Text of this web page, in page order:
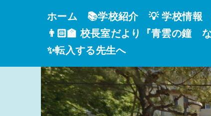
ホーム 📚学校紹介 💡 学校情報
👨🏻‍🏫 校長室だより『青雲の鐘 な
✨転入する先生へ